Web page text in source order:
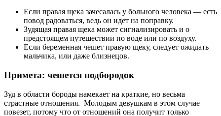
Если правая щека зачесалась у больного человека ― есть
повод радоваться, ведь он идет на поправку.
Зудящая правая щека может сигнализировать и о
предстоящем путешествии по воде или по воздуху.
Если беременная чешет правую щеку, следует ожидать
мальчика, или даже близнецов.
Примета: чешется подбородок
Зуд в области бороды намекает на краткие, но весьма
страстные отношения. Молодым девушкам в этом случае
повезет, потому что от отношений она получит только